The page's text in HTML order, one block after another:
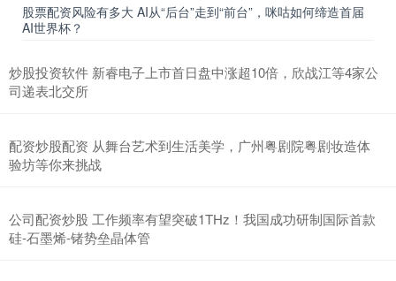
股票配资风险有多大 AI从“后台”走到“前台”，咪咕如何缔造首届
AI世界杯？
炒股投资软件 新睿电子上市首日盘中涨超10倍，欣战江等4家公
司递表北交所
配资炒股配资 从舞台艺术到生活美学，广州粤剧院粤剧妆造体
验坊等你来挑战
公司配资炒股 工作频率有望突破1THz！我国成功研制国际首款
硅-石墨烯-锗势垒晶体管